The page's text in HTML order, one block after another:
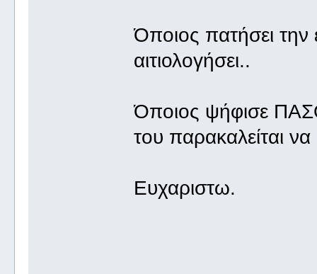
Όποιος πατήσει την
αιτιολογήσει..
Όποιος ψήφισε
του παρακαλείται
Ευχαριστω.